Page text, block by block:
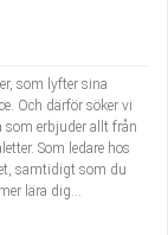
som lyfter sina
Och därför söker vi
som erbjuder allt från
Som ledare hos
samtidigt som du
lära dig...